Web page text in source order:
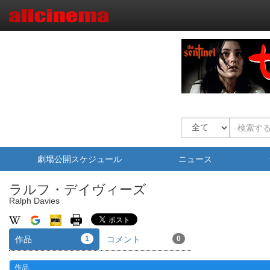
劇場公開スケジュール ニュース
ラルフ・デイヴィーズ
Ralph Davies
作品 1 コメント 0
作品